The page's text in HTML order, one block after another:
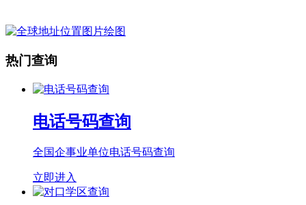
热门查询
电话号码查询
全国企事业单位电话号码查询
立即进入